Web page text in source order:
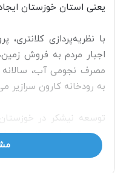
یعنی استان خوزستان
با نظریه‌پردازی
اجبار مردم به فروش
به رودخانه کارون سرازیر
توسعه نیشکر در
مصادیق دولتی‌سازی
انقلاب به آن اشاره کرد.